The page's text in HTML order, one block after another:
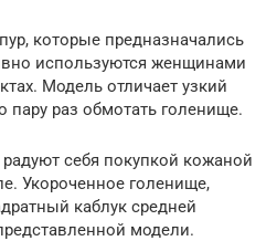
которые предназначались
используются женщинами
Модель отличает узкий
раз обмотать голенище.
себя покупкой кожаной
Укороченное голенище,
каблук средней
модели.